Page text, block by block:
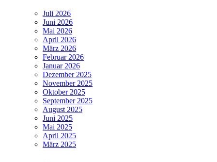
Juli 2026
Juni 2026
Mai 2026
April 2026
März 2026
Februar 2026
Januar 2026
Dezember 2025
November 2025
Oktober 2025
September 2025
August 2025
Juni 2025
Mai 2025
April 2025
März 2025